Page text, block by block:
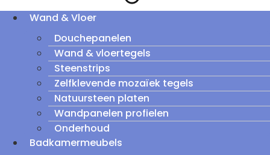
Wand & Vloer
Douchepanelen
Wand & vloertegels
Steenstrips
Zelfklevende mozaïek tegels
Natuursteen platen
Wandpanelen profielen
Onderhoud
Badkamermeubels